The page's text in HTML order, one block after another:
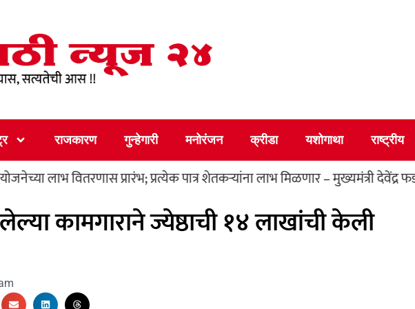
राजकारण गुन्हेगारी मनोरंजन क्रीडा यशोगाथा राष्ट्रीय
वितरणास प्रारंभ; प्रत्येक पात्र शेतकऱ्यांना लाभ मिळणार – मुख्यमंत्री देवेंद्र फडणवीस
कामगाराने ज्येष्ठाची १४ लाखांची केली